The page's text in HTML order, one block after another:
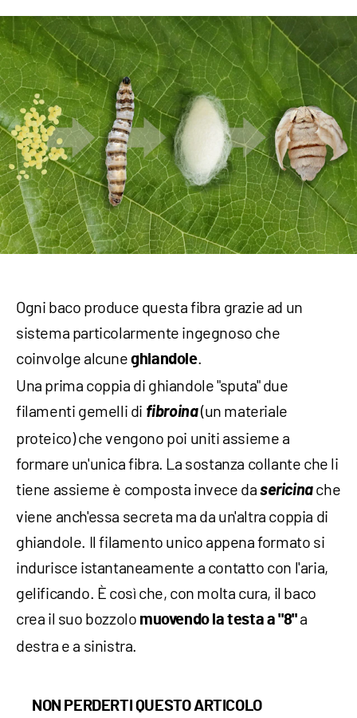
Ogni baco produce questa fibra grazie ad un
sistema particolarmente ingegnoso che
coinvolge alcuneghiandole.
Una prima coppia di ghiandole "sputa" due
filamenti gemelli di fibroina(un materiale
proteico) che vengono poi uniti assieme a
formare un'unica fibra. La sostanza collante che li
tiene assieme è composta invece dasericinache
viene anch'essa secreta ma da un'altra coppia di
ghiandole. Il filamento unico appena formato si
indurisce istantaneamente a contatto con l'aria,
gelificando. È così che, con molta cura, il baco
crea il suo bozzolo muovendo la testa a "8"a
destra e a sinistra.
NON PERDERTI QUESTO ARTICOLO